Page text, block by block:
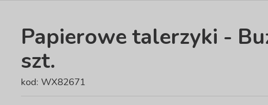
Papierowe talerzyki -
szt.
kod: WX82671